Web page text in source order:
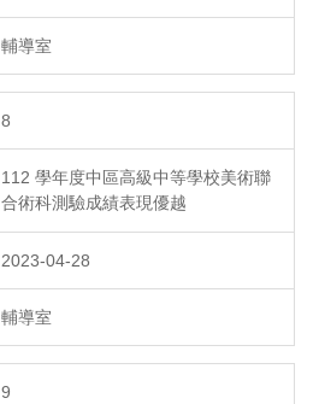
輔導室
8
112 學年度中區高級中等學校美術聯
合術科測驗成績表現優越
2023-04-28
輔導室
9